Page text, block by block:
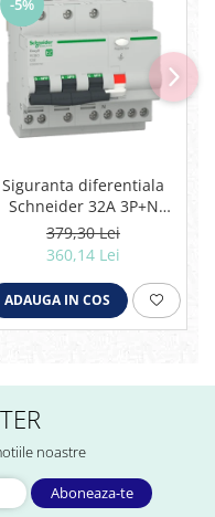
-5%
Siguranta diferentiala
Schneider 32A 3P+N
curba C tipAC 4,5kA
RCBO Easy9 EZ9D32732
379,30 Lei
360,14 Lei
ADAUGA IN COS
noastre